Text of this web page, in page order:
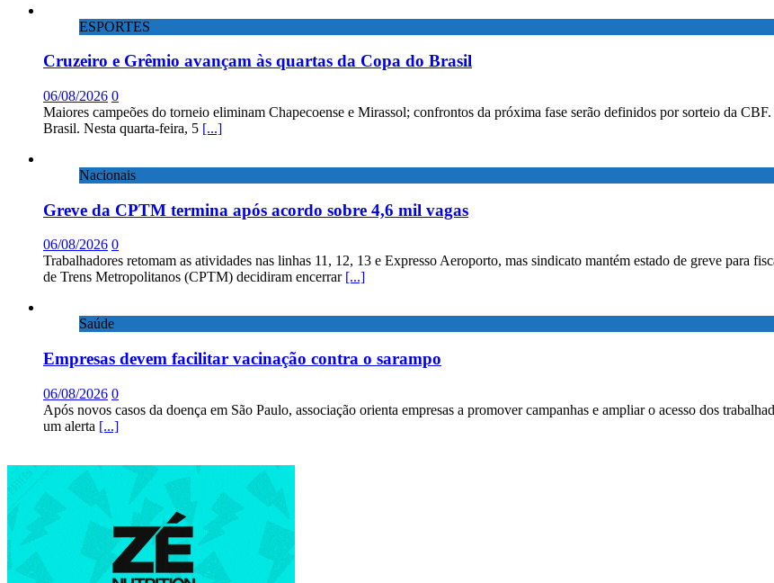
ESPORTES
Cruzeiro e Grêmio avançam às quartas da Copa do Brasil
06/08/2026 0
Maiores campeões do torneio eliminam Chapecoense e Mirassol; confrontos da próxima fase serão definidos por sorteio da
Brasil. Nesta quarta-feira, 5 [...]
Nacionais
Greve da CPTM termina após acordo sobre 4,6 mil vagas
06/08/2026 0
Trabalhadores retomam as atividades nas linhas 11, 12, 13 e Expresso Aeroporto, mas sindicato mantém estado de greve para
de Trens Metropolitanos (CPTM) decidiram encerrar [...]
Saúde
Empresas devem facilitar vacinação contra o sarampo
06/08/2026 0
Após novos casos da doença em São Paulo, associação orienta empresas a promover campanhas e ampliar o acesso dos
um alerta [...]